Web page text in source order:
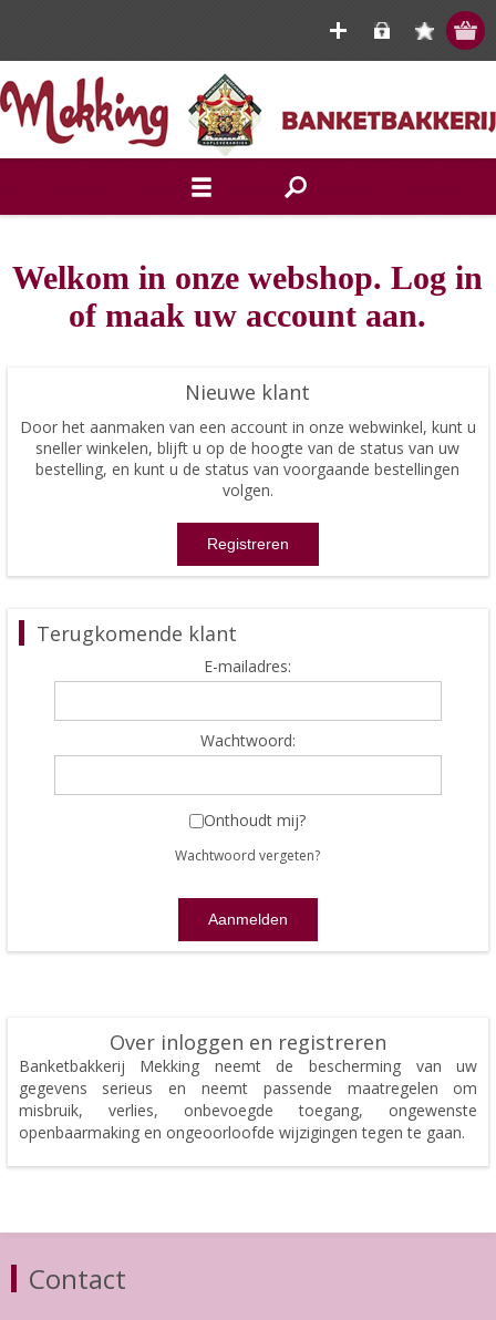
Welkom in onze webshop. Log in
of maak uw account aan.
Nieuwe klant
Door het aanmaken van een account in onze webwinkel, kunt u
sneller winkelen, blijft u op de hoogte van de status van uw
bestelling, en kunt u de status van voorgaande bestellingen
volgen.
Terugkomende klant
E-mailadres:
Wachtwoord:
Onthoudt mij?
Wachtwoord vergeten?
Over inloggen en registreren
Banketbakkerij Mekking neemt de bescherming van uw
gegevens serieus en neemt passende maatregelen om
misbruik, verlies, onbevoegde toegang, ongewenste
openbaarmaking en ongeoorloofde wijzigingen tegen te gaan.
Contact